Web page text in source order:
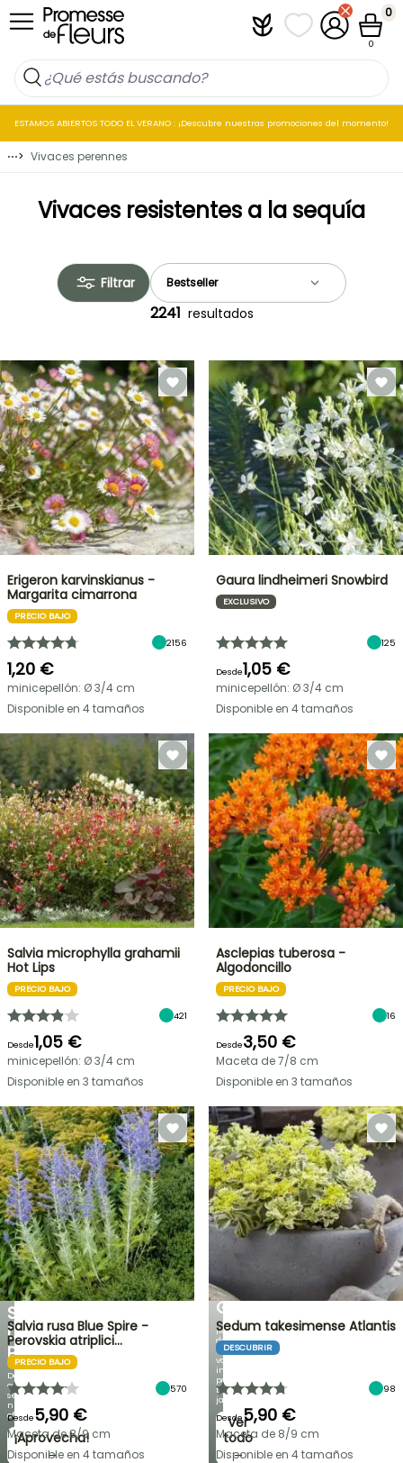
Ir al contenido PlantfitMis listas de
Mi cuenta
Cesta
0
0
ESTAMOS ABIERTOS TODO EL VERANO : ¡Descubre nuestras promociones del momento!
⋯> Vivaces perennes
Vivaces resistentes a la sequía
Filtrar
2241 resultados
OFERTA
RELÁMPAGO
¡HASTA
UN
30
%
DE
DESCUENTO
EN
UNA
SELECCIÓN
DE
PLANTAS!
Descubre
cada
semana
nuevas
ofertas
¡Aprovecha!
→
BULBOS
DE
PRIMAVERA
NOVEDADES
IRIS
GERMANICA
¡Más
de
60
variedades
inéditas
para
tu
jardín!
Ver
todo
→
Erigeron karvinskianus -
Margarita cimarrona
PRECIO BAJO
2156
1,20 €
minicepellón: Ø 3/4 cm
Disponible en 4 tamaños
Gaura lindheimeri Snowbird
EXCLUSIVO
125
Desde1,05 €
minicepellón: Ø 3/4 cm
Disponible en 4 tamaños
Salvia microphylla grahamii
Hot Lips
PRECIO BAJO
421
Desde1,05 €
minicepellón: Ø 3/4 cm
Disponible en 3 tamaños
Asclepias tuberosa -
Algodoncillo
PRECIO BAJO
16
Desde3,50 €
Maceta de 7/8 cm
Disponible en 3 tamaños
Salvia rusa Blue Spire -
Perovskia atriplici…
PRECIO BAJO
570
Desde5,90 €
Maceta de 8/9 cm
Disponible en 4 tamaños
Sedum takesimense Atlantis
DESCUBRIR
98
Desde5,90 €
Maceta de 8/9 cm
Disponible en 4 tamaños